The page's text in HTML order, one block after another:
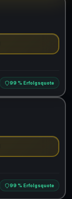
99 % Erfolgsquote
99 % Erfolgsquote